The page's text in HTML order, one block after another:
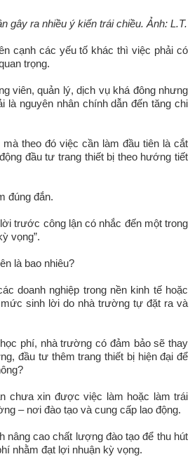
gây ra nhiều ý kiến trái chiều. Ảnh: L.T.
cạnh các yếu tố khác thì việc phải có
trọng.
viên, quản lý, dịch vụ khá đông nhưng
là nguyên nhân chính dẫn đến tăng chi
theo đó việc cần làm đầu tiên là cắt
đầu tư trang thiết bị theo hướng tiết
đúng đắn.
trước công lận có nhắc đến một trong
vọng”.
là bao nhiêu?
doanh nghiệp trong nền kinh tế hoặc
sinh lời do nhà trường tự đặt ra và
phí, nhà trường có đảm bảo sẽ thay
đầu tư thêm trang thiết bị hiện đại để
chưa xin được việc làm hoặc làm trái
– nơi đào tạo và cung cấp lao động.
nâng cao chất lượng đào tạo để thu hút
nhằm đạt lợi nhuận kỳ vọng.